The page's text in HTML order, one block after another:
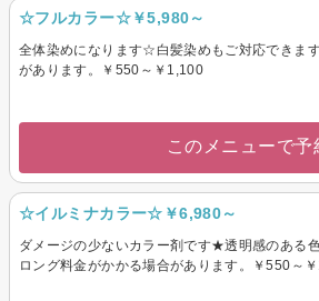
☆フルカラー☆￥5,980～
全体染めになります☆白髪染めもご対応できま
があります。￥550～￥1,100
このメニューで予
☆イルミナカラー☆￥6,980～
ダメージの少ないカラー剤です★透明感のある
ロング料金がかかる場合があります。￥550～